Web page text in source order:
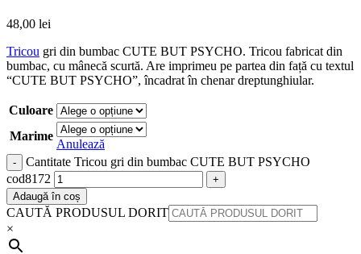
48,00 lei
Tricou gri din bumbac CUTE BUT PSYCHO. Tricou fabricat din
bumbac, cu mânecă scurtă. Are imprimeu pe partea din față cu textul
“CUTE BUT PSYCHO”, încadrat în chenar dreptunghiular.
Culoare
Marime
Anulează
Cantitate Tricou gri din bumbac CUTE BUT PSYCHO
cod8172
Adaugă în coș
CAUTĂ PRODUSUL DORIT
×